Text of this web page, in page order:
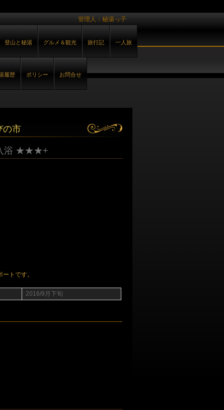
管理人：秘湯っ子
登山と秘湯 グルメ＆観光 旅行記 一人旅
履歴 ポリシー お問合せ
の市
入浴 ★★★+
トです。
2016/9月下旬